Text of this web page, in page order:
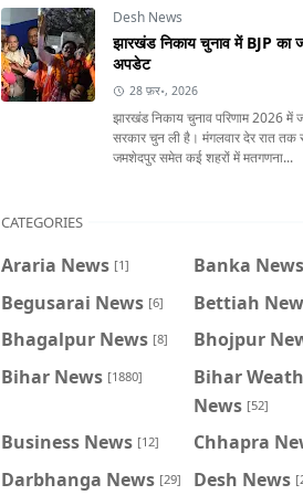
Desh News
झारखंड निकाय चुनाव में BJP का
अपडेट
28 फ़र॰, 2026
झारखंड निकाय चुनाव परिणाम 2026 में
सरकार चुन ली है। मंगलवार देर रात तक
जमशेदपुर समेत कई शहरों में मतगणना...
CATEGORIES
Araria News [1] Banka News
Begusarai News [6] Bettiah
Bhagalpur News [8] Bhojpur
Bihar News [1880]
Bihar
News [52]
Business News [12] Chhapra
Darbhanga News [29] Desh News